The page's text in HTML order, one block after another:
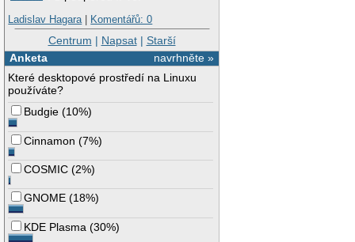
Ladislav Hagara| Komentářů: 0
Centrum | Napsat| Starší
navrhněte »
Anketa
Které desktopové prostředí na Linuxu
používáte?
Budgie (10%)
Cinnamon (7%)
COSMIC (2%)
GNOME (18%)
KDE Plasma (30%)